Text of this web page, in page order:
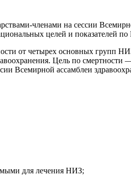
членами на сессии
целей и показателей
от четырех основных групп
Цель по смертности
Всемирной ассамблеи
для лечения НИЗ;